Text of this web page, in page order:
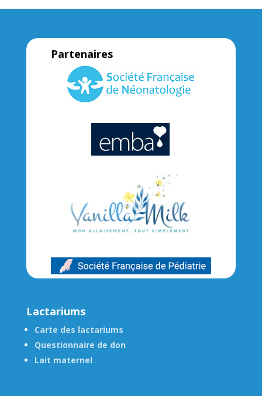
Partenaires
Lactariums
Carte des lactariums
Questionnaire de don
Lait maternel